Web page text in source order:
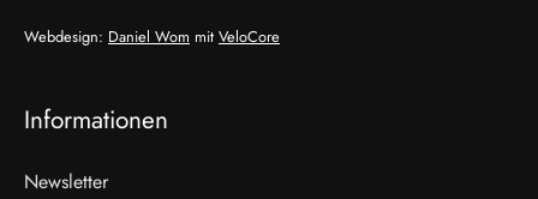
Webdesign: Daniel Wom mit VeloCore
Informationen
Newsletter